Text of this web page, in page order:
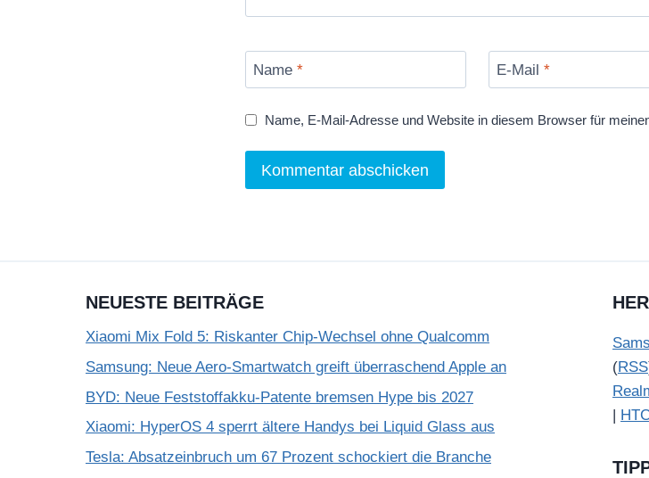
Name * E-Mail *
Name, E-Mail-Adresse und Website in diesem Browser für
NEUESTE BEITRÄGE
Xiaomi Mix Fold 5: Riskanter Chip-Wechsel ohne Qualcomm
Samsung: Neue Aero-Smartwatch greift überraschend Apple an
BYD: Neue Feststoffakku-Patente bremsen Hype bis 2027
Xiaomi: HyperOS 4 sperrt ältere Handys bei Liquid Glass aus
Tesla: Absatzeinbruch um 67 Prozent schockiert die Branche
(RSS
|